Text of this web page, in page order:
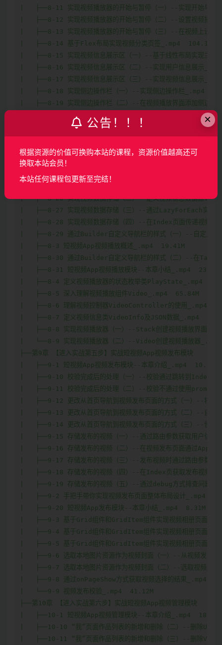
|   ├──8-11 实现视频播放器的开始与暂停（一）--实现开始与暂
|   ├──8-12 实现视频播放器的开始与暂停（二）--设置视频播放
|   ├──8-13 实现视频播放器的开始与暂停（三）--在视频上设置
|   ├──8-14 基于Flex布局实现视频分类页签_.mp4  104.19M
|   ├──8-15 实现视频信息展示区（一）--基于线性布局实现主体
|   ├──8-16 实现视频信息展示区（二）--实现用户信息展示
|   ├──8-17 实现视频信息展示区（三）--实现视频信息展示
|   ├──8-18 实现侧边操作栏（一）--实现侧边操作栏_.mp4
|   ├──8-19 实现侧边操作栏（二）--在视频播放界面添加侧边
|   ├──8-20 实现滑动切换视频功能（一）--在首页使用Swiper
|   ├──8-21 实现滑动切换视频功能（二）--通过@Link、
|   ├──8-22 实现滑动切换视频功能（三）--实现MainPage组件
|   ├──8-23 实现滑动切换视频功能（四）--实现Index与子组件
|   ├──8-24 实现视频数据存储（一）--定义抽象类
|   ├──8-26 实现视频数据存储（二）--定义视频信息数据源
|   ├──8-27 实现视频数据存储（三）--通过LazyForEach实现
|   ├──8-28 实现视频数据存储（四）--在Index页面传递视频数
|   ├──8-29 通过Builder自定义导航栏的样式（一）--自定义
|   ├──8-3 短视频App视频播放概述_.mp4  19.41M
|   ├──8-30 通过Builder自定义导航栏的样式（二）--在
|   ├──8-31 短视频App视频播放模块--本章小结_.mp4  23.41M
|   ├──8-4 定义视频播放器的状态枚举类PlayState_.mp4
|   ├──8-5 深入理解视频播放组件Video_.mp4  65.84M
|   ├──8-6 理解视频控制器VideoController的使用_.mp4
|   ├──8-7 定义视频信息类VideoInfo及JSON数据_.mp4
|   ├──8-8 实现视频播放器（一）--Stack创建视频播放界面布
|   └──8-9 实现视频播放器（二）--Video创建视频播放器
├──第9章 【进入实战第五步】实战短视频App视频发布模块
|   ├──9-1 短视频App视频发布模块--本章介绍_.mp4  10.03M
|   ├──9-10 校验完成后的处理（一）--校验通过跳转到Index
|   ├──9-11 校验完成后的处理（二）--校验不通过使用
|   ├──9-12 更改从首页导航到视频发布页面的方式（一）--将
|   ├──9-13 更改从首页导航到视频发布页面的方式（二）--自定
|   ├──9-14 更改从首页导航到视频发布页面的方式（三）--使
|   ├──9-15 存储发布的视频（一）--通过路由参数获取用户信
|   ├──9-16 存储发布的视频（二）--在视频发布页面通过
|   ├──9-17 存储发布的视频（三）--发布视频时通过路由参数传
|   ├──9-18 存储发布的视频（四）--在Index页获取发布视频数
|   ├──9-19 存储发布的视频（五）--通过debug方式排查问题
|   ├──9-2 手把手带你实现视频发布页面整体布局设计_.mp4
|   ├──9-20 短视频App发布模块--本章小结_.mp4  8.31M
|   ├──9-3 基于Grid组件和GridItem组件实现视频相册页面（
|   ├──9-4 基于Grid组件和GridItem组件实现视频相册页面（
|   ├──9-5 基于Grid组件和GridItem组件实现视频相册页面（
|   ├──9-6 选取本地图片资源作为视频封面（一）--从视频发布
|   ├──9-7 选取本地图片资源作为视频封面（二）--选取视频封
|   ├──9-8 通过onPageShow方式获取视频选择的结果_.mp4
|   └──9-9 视频发布校验_.mp4  41.12M
├──第10章 【进入实战第六步】实战短视频App视频管理模块
|   ├──10-1 短视频App视频管理模块--本章介绍_.mp4  18.97M
|   ├──10-10 “我”页面作品列表的新增和删除（二）--删除
|   ├──10-11 “我”页面作品列表的新增和删除（三）--删除
×
公告！！！
根据资源的价值可换购本站的课程，资源价值越高还可
换取本站会员！
本站任何课程包更新至完结！